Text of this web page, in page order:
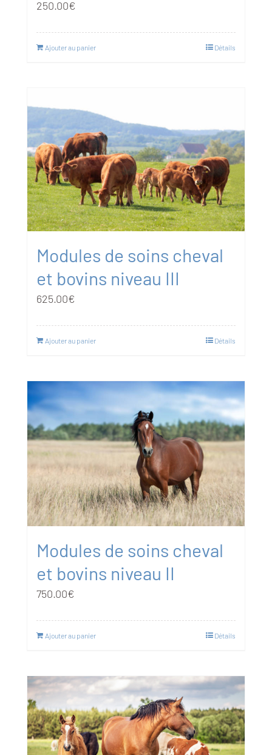
250.00€
Ajouter au panier Détails
Modules de soins cheval
et bovins niveau III
625.00€
Ajouter au panier Détails
Modules de soins cheval
et bovins niveau II
750.00€
Ajouter au panier Détails